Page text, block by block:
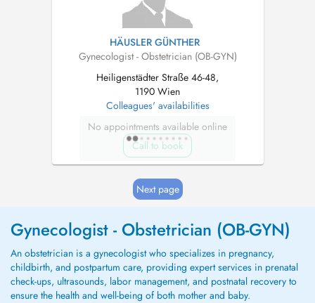
HÄUSLER GÜNTHER
Gynecologist - Obstetrician (OB-GYN)
Heiligenstädter Straße 46-48,
1190 Wien
Colleagues' availabilities
No appointments available online
Call to book
Next page
Gynecologist - Obstetrician (OB-GYN)
An obstetrician is a gynecologist who specializes in pregnancy,
childbirth, and postpartum care, providing expert services in prenatal
check-ups, ultrasounds, labor management, and postnatal recovery to
ensure the health and well-being of both mother and baby.